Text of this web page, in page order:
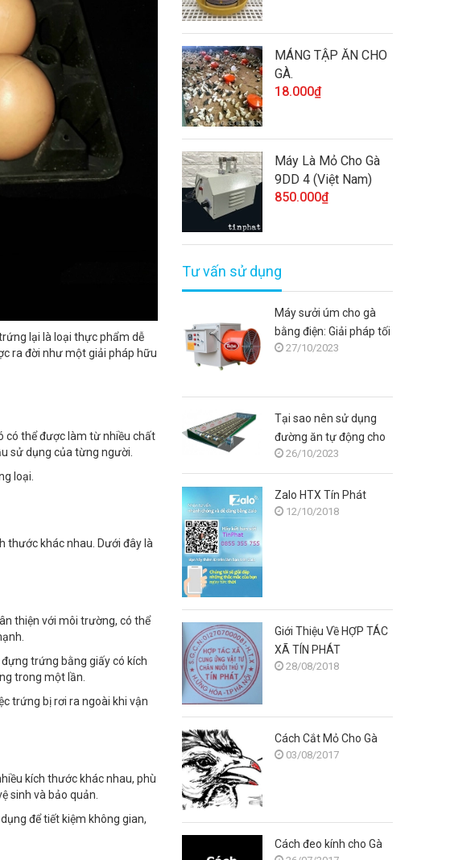
lại là loại thực phẩm dễ
ra đời như một giải pháp hữu
có thể được làm từ nhiều chất
sử dụng của từng người.
loại.
thước khác nhau. Dưới đây là
thiện với môi trường, có thể
trứng bằng giấy có kích
trong một lần.
trứng bị rơi ra ngoài khi vận
kích thước khác nhau, phù
sinh và bảo quản.
để tiết kiệm không gian,
MÁNG TẬP ĂN CHO
GÀ.
18.000₫
Máy Là Mỏ Cho Gà
9DD 4 (Việt Nam)
850.000₫
Tư vấn sử dụng
Máy sưởi úm cho gà
bằng điện: Giải pháp tối
ưu cho người chăn nuôi
27/10/2023
Tại sao nên sử dụng
đường ăn tự động cho
gà?26/10/2023
Zalo HTX Tín Phát
12/10/2018
Giới Thiệu Về HỢP TÁC
XÃ TÍN PHÁT
28/08/2018
Cách Cắt Mỏ Cho Gà
03/08/2017
Cách đeo kính cho Gà